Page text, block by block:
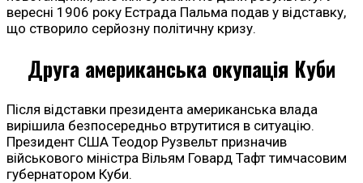
вересні 1906 року Естрада Пальма подав у відставку,
що створило серйозну політичну кризу.
Друга американська окупація Куби
Після відставки президента американська влада
вирішила безпосередньо втрутитися в ситуацію.
Президент США Теодор Рузвельт призначив
військового міністра Вільям Говард Тафт тимчасовим
губернатором Куби.